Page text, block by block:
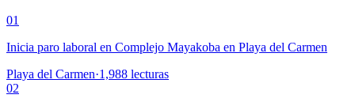
01
Inicia paro laboral en Complejo Mayakoba en Playa del Carmen
Playa del Carmen·1,988 lecturas
02